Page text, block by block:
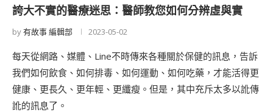
誇大不實的醫療迷思：醫師教您如何分辨虛與實
by有故事 編輯部 2023-05-02
每天從網路、媒體、Line不時傳來各種關於保健的訊息，告訴
我們如何飲食、如何排毒、如何運動、如何吃藥，才能活得更
健康、更長久、更年輕、更纖瘦。但是，其中充斥太多以訛傳
訛的訊息了。